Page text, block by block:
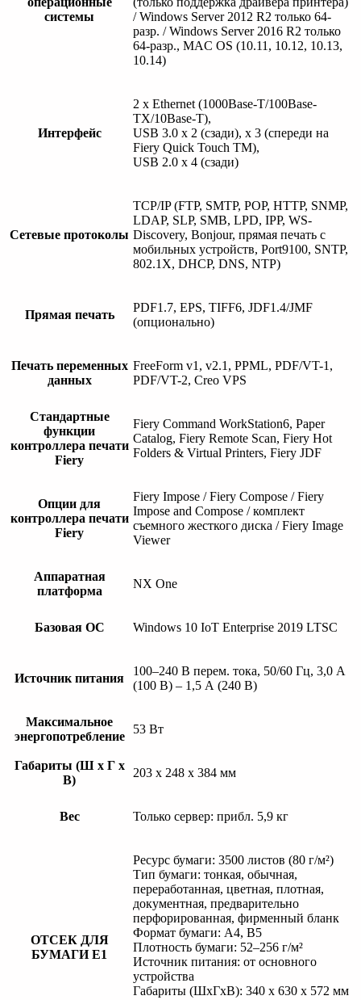
системы
/ Windows Server 2012 R2 только 64-
разр. / Windows Server 2016 R2 только
64-разр., MAC OS (10.11, 10.12, 10.13,
10.14)
Интерфейс
2 x Ethernet (1000Base-T/100Base-
TX/10Base-T),
USB 3.0 x 2 (сзади), x 3 (спереди на
Fiery Quick Touch TM),
USB 2.0 x 4 (сзади)
Сетевые протоколы
TCP/IP (FTP, SMTP, POP, HTTP, SNMP,
LDAP, SLP, SMB, LPD, IPP, WS-
Discovery, Bonjour, прямая печать с
мобильных устройств, Port9100, SNTP,
802.1X, DHCP, DNS, NTP)
Прямая печать
PDF1.7, EPS, TIFF6, JDF1.4/JMF
(опционально)
Печать переменных
данных
FreeForm v1, v2.1, PPML, PDF/VT-1,
PDF/VT-2, Creo VPS
Стандартные
функции
контроллера печати
Fiery
Fiery Command WorkStation6, Paper
Catalog, Fiery Remote Scan, Fiery Hot
Folders & Virtual Printers, Fiery JDF
Опции для
контроллера печати
Fiery
Fiery Impose / Fiery Compose / Fiery
Impose and Compose / комплект
съемного жесткого диска / Fiery Image
Viewer
Аппаратная
платформа
NX One
Базовая ОС Windows 10 IoT Enterprise 2019 LTSC
Источник питания
100–240 В перем. тока, 50/60 Гц, 3,0 А
(100 В) – 1,5 А (240 В)
Максимальное
энергопотребление
53 Вт
Габариты (Ш x Г x
В)
203 x 248 x 384 мм
Вес Только сервер: прибл. 5,9 кг
ОТСЕК ДЛЯ
БУМАГИ E1
Ресурс бумаги: 3500 листов (80 г/м²)
Тип бумаги: тонкая, обычная,
переработанная, цветная, плотная,
документная, предварительно
перфорированная, фирменный бланк
Формат бумаги: A4, B5
Плотность бумаги: 52–256 г/м²
Источник питания: от основного
устройства
Габариты (ШхГхВ): 340 x 630 x 572 мм